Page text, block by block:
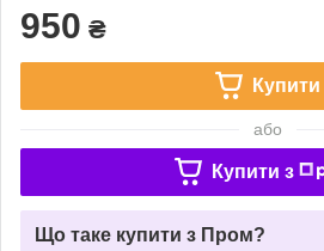
950 ₴
Купити
або
Купити з
Що таке купити з Пром?